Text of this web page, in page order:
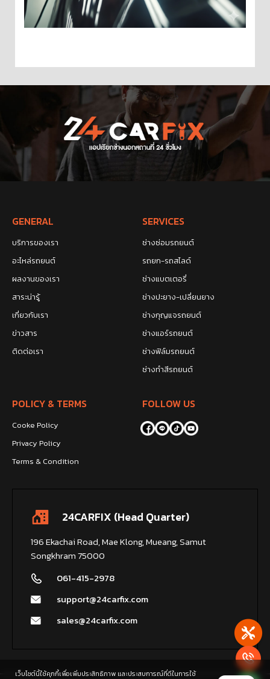
GENERAL
บริการของเรา
อะไหล่รถยนต์
ผลงานของเรา
สาระน่ารู้
เกี่ยวกับเรา
ข่าวสาร
ติดต่อเรา
SERVICES
ช่างซ่อมรถยนต์
รถยก-รถสไลด์
ช่างแบตเตอรี่
ช่างปะยาง-เปลี่ยนยาง
ช่างกุญแจรถยนต์
ช่างแอร์รถยนต์
ช่างฟิล์มรถยนต์
ช่างทำสีรถยนต์
POLICY & TERMS
Cooke Policy
Privacy Policy
Terms & Condition
FOLLOW US
24CARFIX (Head Quarter)
196 Ekachai Road, Mae Klong, Mueang, Samut
Songkhram 75000
061-415-2978
support@24carfix.com
sales@24carfix.com
เว็บไซต์นี้ใช้คุกกี้เพื่อเพิ่มประสิทธิภาพ และประสบการณ์ที่ดีในการใช้